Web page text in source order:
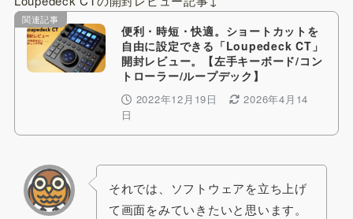
関連記事
便利・時短・快適。ショートカットを
自由に設定できる「Loupedeck CT」
開封レビュー。【左手キーボード/コン
トローラー/ループデック】
2022年12月19日
2026年4月14
日
それでは、ソフトウェアを立ち上げ
て画面をみていきたいと思います。